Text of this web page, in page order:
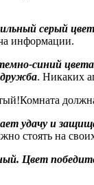
серый
информации.
синий
. Никаких
удачу и
стоять на
Цвет